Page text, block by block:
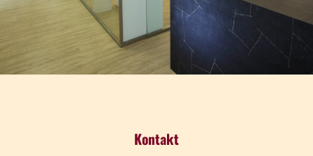
Kontakt